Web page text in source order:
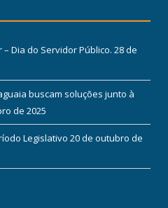
Dia do Servidor Público. 28 de
buscam soluções junto à
de 2025
Legislativo 20 de outubro de